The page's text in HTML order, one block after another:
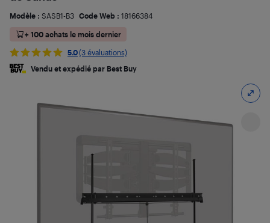
Modèle : SASB1-B3 Code Web : 18166384
+ 100 achats le mois dernier
5.0(3 évaluations)
Vendu et expédié par Best Buy